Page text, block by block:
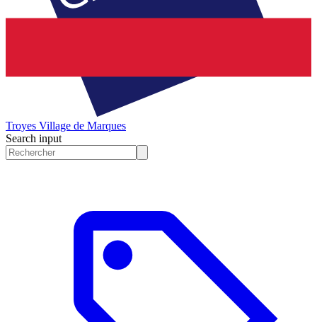
Troyes Village de Marques
Search input